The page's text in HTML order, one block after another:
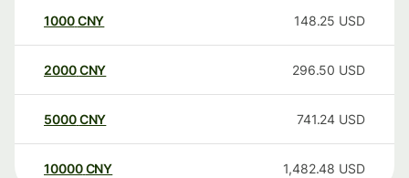
1000CNY 148.25 USD
2000CNY 296.50 USD
5000CNY 741.24 USD
10000 CNY 1,482.48 USD